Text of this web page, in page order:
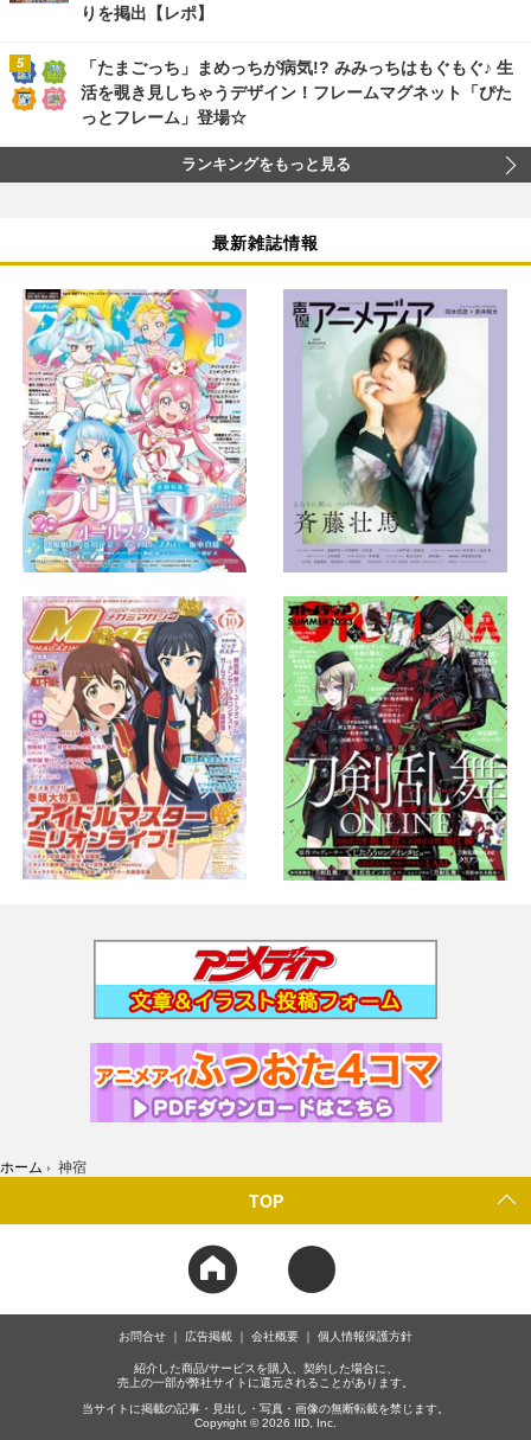
りを掲出【レポ】
「たまごっち」まめっちが病気!? みみっちはもぐもぐ♪ 生
活を覗き見しちゃうデザイン！フレームマグネット「ぴた
っとフレーム」登場☆
ランキングをもっと見る
最新雑誌情報
ホーム › 神宿
TOP
お問合せ 広告掲載 会社概要 個人情報保護方針
紹介した商品/サービスを購入、契約した場合に、
売上の一部が弊社サイトに還元されることがあります。
当サイトに掲載の記事・見出し・写真・画像の無断転載を禁じます。
Copyright © 2026 IID, Inc.